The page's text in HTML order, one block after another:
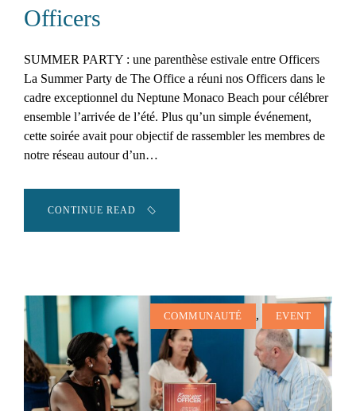
Officers
SUMMER PARTY : une parenthèse estivale entre Officers
La Summer Party de The Office a réuni nos Officers dans le
cadre exceptionnel du Neptune Monaco Beach pour célébrer
ensemble l’arrivée de l’été. Plus qu’un simple événement,
cette soirée avait pour objectif de rassembler les membres de
notre réseau autour d’un…
CONTINUE READ
COMMUNAUTÉ , EVENT